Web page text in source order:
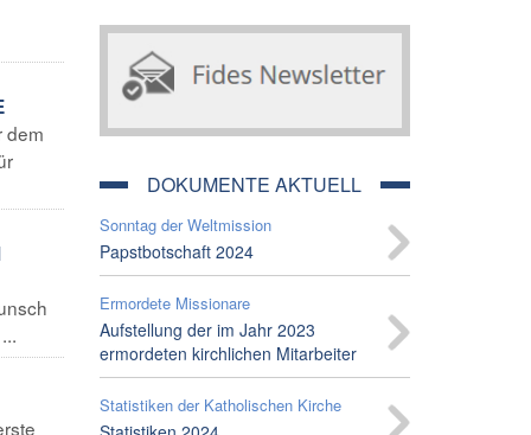
dem
DOKUMENTE AKTUELL
Sonntag der Weltmission
Papstbotschaft 2024
Ermordete Missionare
Aufstellung der im Jahr 2023
ermordeten kirchlichen Mitarbeiter
Statistiken der Katholischen Kirche